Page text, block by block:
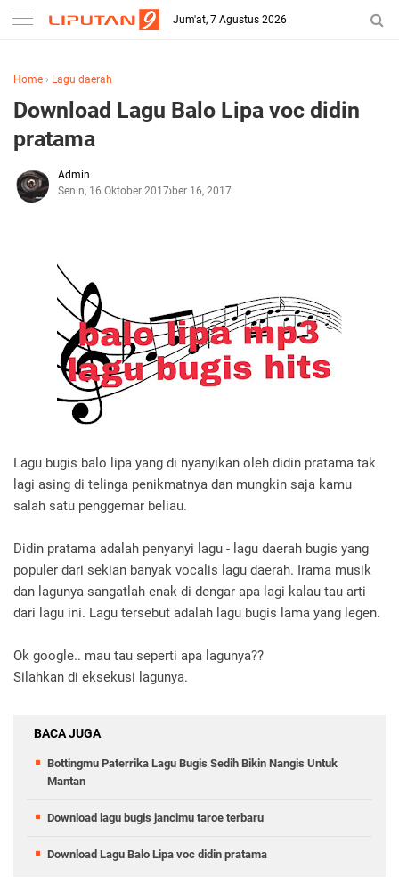
Jum'at, 7 Agustus 2026
Home › Lagu daerah
Download Lagu Balo Lipa voc didin
pratama
Admin
Senin, 16 Oktober 2017Oktober 16, 2017
Lagu bugis balo lipa yang di nyanyikan oleh didin pratama tak
lagi asing di telinga penikmatnya dan mungkin saja kamu
salah satu penggemar beliau.
Didin pratama adalah penyanyi lagu - lagu daerah bugis yang
populer dari sekian banyak vocalis lagu daerah. Irama musik
dan lagunya sangatlah enak di dengar apa lagi kalau tau arti
dari lagu ini. Lagu tersebut adalah lagu bugis lama yang legen.
Ok google.. mau tau seperti apa lagunya??
Silahkan di eksekusi lagunya.
BACA JUGA
Bottingmu Paterrika Lagu Bugis Sedih Bikin Nangis Untuk
Mantan
Download lagu bugis jancimu taroe terbaru
Download Lagu Balo Lipa voc didin pratama